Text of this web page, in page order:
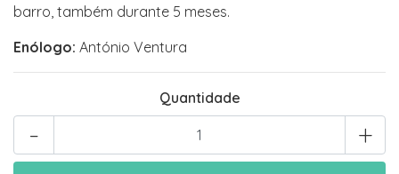
barro, também durante 5 meses.
Enólogo: António Ventura
Quantidade
+
-